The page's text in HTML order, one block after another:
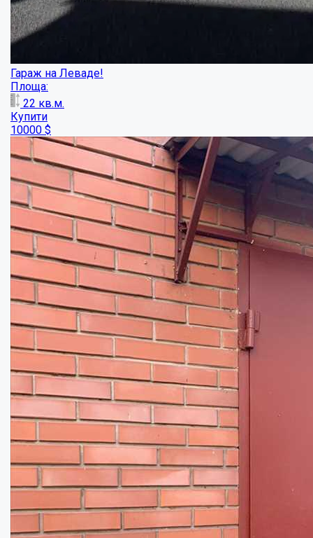
"Житло" для Вашого авто в самому центрі ...
Площа:
22кв.м.
Купити
17000 $